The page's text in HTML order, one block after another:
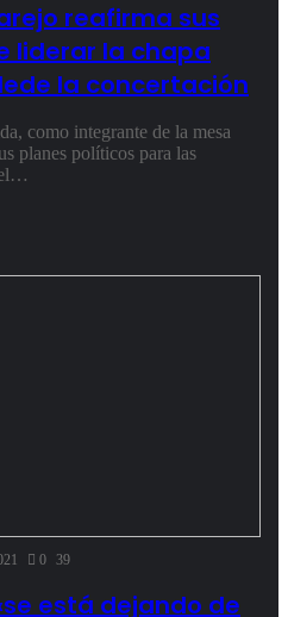
reafirma sus
liderar la chapa
la concertación
como integrante de la mesa
planes políticos para las
0 39
está dejando de